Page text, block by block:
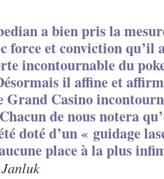
a bien pris la
force et conviction qu’il
incontournable du
il affine et
Grand Casino
de nous notera
doté d’un « guidage
place à la plus
Janluk